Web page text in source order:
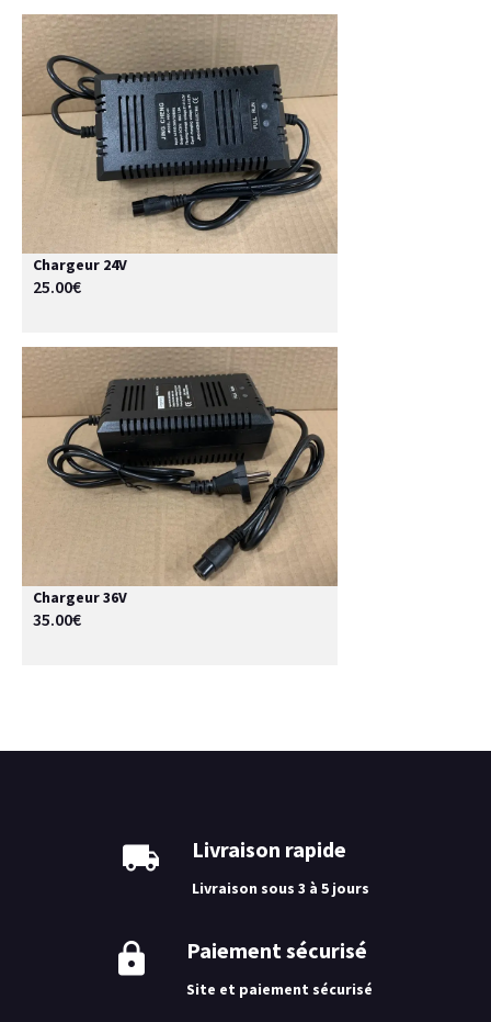
Chargeur 24V
25.00€
Chargeur 36V
35.00€
Livraison rapide
Livraison sous 3 à 5 jours
Paiement sécurisé
Site et paiement sécurisé